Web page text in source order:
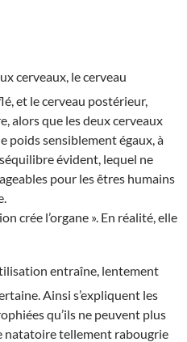
cerveaux, le cerveau
et le cerveau postérieur,
alors que les deux cerveaux
poids sensiblement égaux, à
évident, lequel ne
pour les êtres humains
crée l’organe ». En réalité, elle
entraîne, lentement
Ainsi s’expliquent les
qu’ils ne peuvent plus
natatoire tellement rabougrie